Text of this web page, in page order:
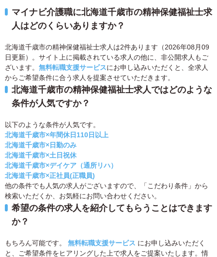
マイナビ介護職に北海道千歳市の精神保健福祉士求
人はどのくらいありますか？
北海道千歳市の精神保健福祉士求人は2件あります（2026年08月09
日更新）。サイト上に掲載されている求人の他に、非公開求人もご
ざいます。 無料転職支援サービスにお申し込みいただくと、全求人
からご希望条件に合う求人を提案させていただきます。
北海道千歳市の精神保健福祉士求人ではどのような
条件が人気ですか？
以下のような条件が人気です。
北海道千歳市×年間休日110日以上
北海道千歳市×日勤のみ
北海道千歳市×土日祝休
北海道千歳市×デイケア（通所リハ）
北海道千歳市×正社員(正職員)
他の条件でも人気の求人がございますので、「こだわり条件」から
検索いただくか、お気軽にお問い合わせください。
希望の条件の求人を紹介してもらうことはできます
か？
もちろん可能です。 無料転職支援サービス にお申し込みいただく
と、ご希望条件をヒアリングした上で求人をご提案いたします。情